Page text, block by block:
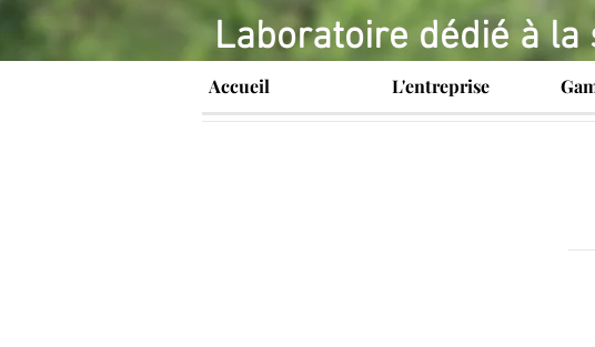
Laboratoire dédié à la
Accueil L'entreprise